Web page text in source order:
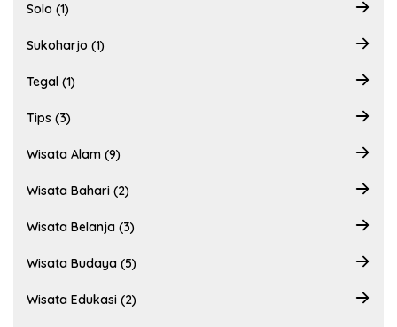
Solo (1)
Sukoharjo (1)
Tegal (1)
Tips (3)
Wisata Alam (9)
Wisata Bahari (2)
Wisata Belanja (3)
Wisata Budaya (5)
Wisata Edukasi (2)